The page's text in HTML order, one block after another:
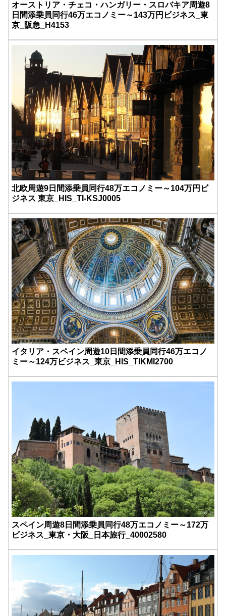
オーストリア・チェコ・ハンガリー・スロバキア周遊8
日間添乗員同行46万エコノミー～143万円ビジネス_東
京_阪急_H4153
北欧周遊9日間添乗員同行48万エコノミー～104万円ビ
ジネス 東京_HIS_TI-KSJ0005
イタリア・スペイン周遊10日間添乗員同行46万エコノ
ミー～124万ビジネス_東京_HIS_TIKMI2700
スペイン周遊8日間添乗員同行48万エコノミー～172万
ビジネス_東京・大阪_日本旅行_40002580